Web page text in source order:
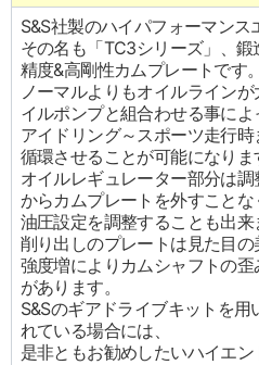
S&S社製のハイパフォーマンス
その名も「TC3シリーズ」、
精度&高剛性カムプレートです。
ノーマルよりもオイルライン
イルポンプと組合わせる事によ
アイドリング～スポーツ走行
循環させることが可能になりま
オイルレギュレーター部分は
からカムプレートを外すことな
油圧設定を調整することも出来
削り出しのプレートは見た目の
強度増によりカムシャフトの
があります。
S&Sのギアドライブキットを
れている場合には、
是非ともお勧めしたいハイエン